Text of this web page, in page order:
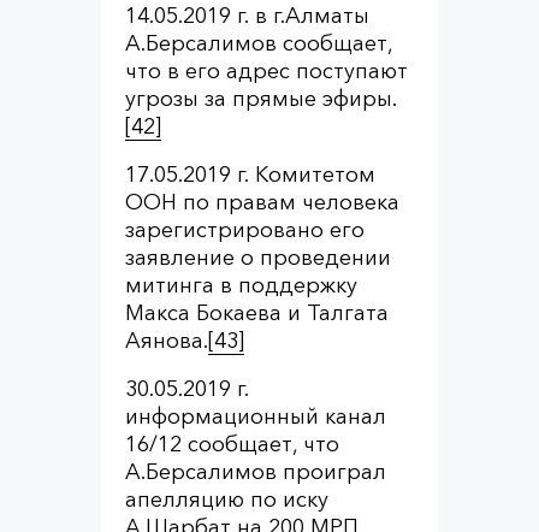
14.05.2019 г. в г.Алматы
А.Берсалимов сообщает,
что в его адрес поступают
угрозы за прямые эфиры.
[42]
17.05.2019 г. Комитетом
ООН по правам человека
зарегистрировано его
заявление о проведении
митинга в поддержку
Макса Бокаева и Талгата
Аянова.[43]
30.05.2019 г.
информационный канал
16/12 сообщает, что
А.Берсалимов проиграл
апелляцию по иску